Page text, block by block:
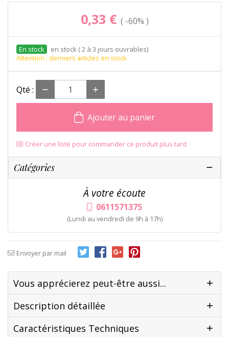
0,33 € -60%
en stock ( 2 à 3 jours ouvrables)
Attention : derniers articles en stock
Qté :
Ajouter au panier
Créer une liste pour commander ce produit plus tard
Catégories
À votre écoute
0611571375
(Lundi au vendredi de 9h à 17h)
Envoyer par mail
Vous apprécierez peut-être aussi...
Description détaillée
Caractéristiques Techniques